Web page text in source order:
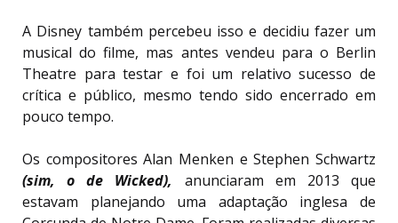
A Disney também percebeu isso e decidiu fazer um
musical do filme, mas antes vendeu para o Berlin
Theatre para testar e foi um relativo sucesso de
crítica e público, mesmo tendo sido encerrado em
pouco tempo.
Os compositores Alan Menken e Stephen Schwartz
(sim, o de Wicked),
anunciaram em 2013 que
estavam planejando uma adaptação inglesa de